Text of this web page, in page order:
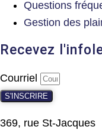
Questions
Gestion des
Recevez
Courriel
S'INSCRIRE
369, rue St-Jacques